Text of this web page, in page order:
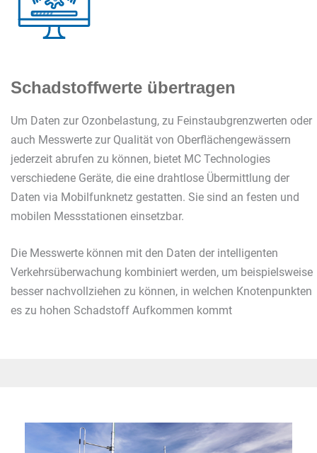
Schadstoffwerte übertragen
Um Daten zur Ozonbelastung, zu Feinstaubgrenzwerten oder
auch Messwerte zur Qualität von Oberflächengewässern
jederzeit abrufen zu können, bietet MC Technologies
verschiedene Geräte, die eine drahtlose Übermittlung der
Daten via Mobilfunknetz gestatten. Sie sind an festen und
mobilen Messstationen einsetzbar.
Die Messwerte können mit den Daten der intelligenten
Verkehrsüberwachung kombiniert werden, um beispielsweise
besser nachvollziehen zu können, in welchen Knotenpunkten
es zu hohen Schadstoff Aufkommen kommt